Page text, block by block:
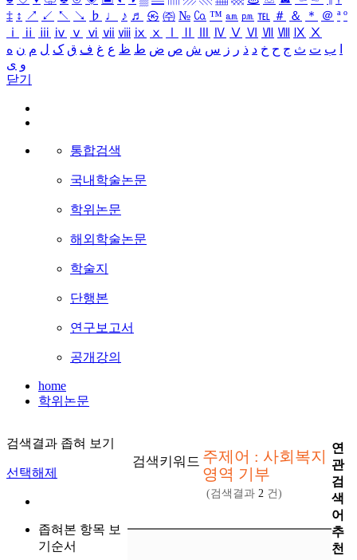
‡ ↕ ↗ ↙ ↖ ↘ ♭ ♩ ♪ ♬ ㉿ ㈜ № ㏇ ™ ㏂ ㏘ ℡ ＃ ＆ ＊ ＠ ª º
ⅰ
ⅱ ⅲ ⅳ ⅴ ⅵ ⅶ ⅷ ⅸ ⅹ Ⅳ Ⅴ Ⅵ Ⅶ Ⅷ Ⅸ Ⅹ
ب ت ث ج ح خ د ذ ر ز س ش ص ض ط ظ ع غ ف ق ک ل م ن ه
و ی
닫기
통합검색
국내학술논문
학위논문
해외학술논문
학술지
단행본
연구보고서
공개강의
home
학위논문
검색결과 좁혀 보기
선택해제
좁혀본 항목 보
기순서
검색키워드 주제어 : 사회복지
영역 기부
(검색결과 2 건)
연
관
검
색
어
추
천